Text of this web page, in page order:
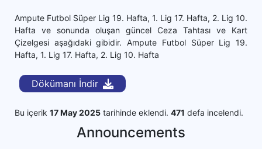
Ampute Futbol Süper Lig 19. Hafta, 1. Lig 17. Hafta, 2. Lig 10.
Hafta ve sonunda oluşan güncel Ceza Tahtası ve Kart
Çizelgesi aşağıdaki gibidir. Ampute Futbol Süper Lig 19.
Hafta, 1. Lig 17. Hafta, 2. Lig 10. Hafta
Dökümanı İndir
Bu içerik 17 May 2025 tarihinde eklendi. 471 defa incelendi.
Announcements